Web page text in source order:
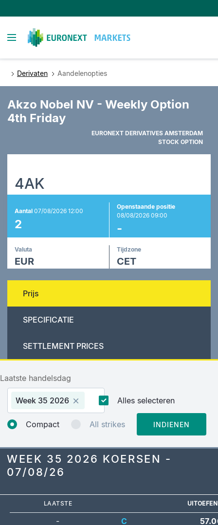
en
deToggle navigation
Derivaten Aandelenopties
Akzo Nobel NV - Weekly Option
4th Friday
EURONEXT DERIVATIVES AMSTERDAM
STOCK OPTION
4AK
Aantal 07/08/2026 12:00
2
Openstaande positie
08/08/2026 09:00
-
Valuta
EUR
Tijdzone
CET
Prijs
SPECIFICATIE
SETTLEMENT PRICES
Laatste handelsdag
Week 35 2026 Alles selecteren
Compact All strikes INDIENEN
WEEK 35 2026 KOERSEN -
07/08/26
LAATSTE
- C